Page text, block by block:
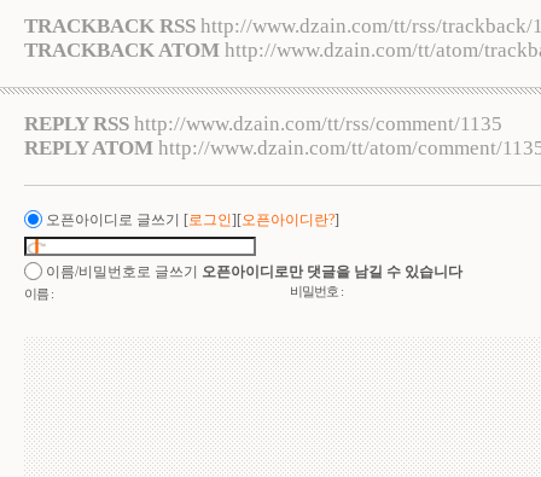
TRACKBACK RSS http://www.dzain.com/tt/rss/trackback/
TRACKBACK ATOM http://www.dzain.com/tt/atom/
REPLY RSS http://www.dzain.com/tt/rss/comment/1135
REPLY ATOM http://www.dzain.com/tt/atom/comment/
오픈아이디로 글쓰기 [로그인][오픈아이디란?]
이름/비밀번호로 글쓰기 오픈아이디로만 댓글을 남길 수 있습니다
이름 : 비밀번호 :